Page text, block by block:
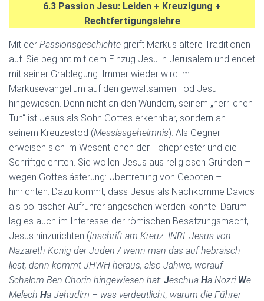
6.3 Passion Jesu: Leiden + Kreuzigung +
Rechtfertigungslehre
Mit der Passionsgeschichte greift Markus ältere Traditionen
auf. Sie beginnt mit dem Einzug Jesu in Jerusalem und endet
mit seiner Grablegung. Immer wieder wird im
Markusevangelium auf den gewaltsamen Tod Jesu
hingewiesen. Denn nicht an den Wundern, seinem „herrlichen
Tun“ ist Jesus als Sohn Gottes erkennbar, sondern an
seinem Kreuzestod (Messiasgeheimnis). Als Gegner
erweisen sich im Wesentlichen der Hohepriester und die
Schriftgelehrten. Sie wollen Jesus aus religiösen Gründen –
wegen Gotteslästerung: Übertretung von Geboten –
hinrichten. Dazu kommt, dass Jesus als Nachkomme Davids
als politischer Aufrührer angesehen werden konnte. Darum
lag es auch im Interesse der römischen Besatzungsmacht,
Jesus hinzurichten (Inschrift am Kreuz: INRI: Jesus von
Nazareth König der Juden / wenn man das auf hebräisch
liest, dann kommt JHWH heraus, also Jahwe, worauf
Schalom Ben-Chorin hingewiesen hat: Jeschua Ha-Nozri We-
Melech Ha-Jehudim – was verdeutlicht, warum die Führer